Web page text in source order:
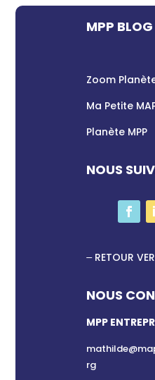
MPP BLOG
Zoom
Ma Petite
Planète MPP
NOUS
RETOUR
NOUS
MPP
rg